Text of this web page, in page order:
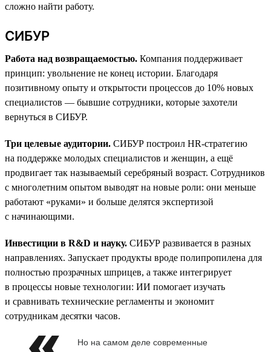
сложно найти работу.
СИБУР
Работа над возвращаемостью. Компания поддерживает
принцип: увольнение не конец истории. Благодаря
позитивному опыту и открытости процессов до 10% новых
специалистов — бывшие сотрудники, которые захотели
вернуться в СИБУР.
Три целевые аудитории. СИБУР построил HR-стратегию
на поддержке молодых специалистов и женщин, а ещё
продвигает так называемый серебряный возраст. Сотрудников
с многолетним опытом выводят на новые роли: они меньше
работают «руками» и больше делятся экспертизой
с начинающими.
Инвестиции в R&D и науку. СИБУР развивается в разных
направлениях. Запускает продукты вроде полипропилена для
полностью прозрачных шприцев, а также интегрирует
в процессы новые технологии: ИИ помогает изучать
и сравнивать технические регламенты и экономит
сотрудникам десятки часов.
Но на самом деле современные